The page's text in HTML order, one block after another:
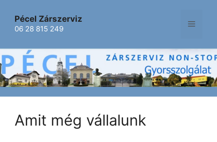
tartalomba
Pécel Zárszerviz
06 28 815 249
Menü
Amit még vállalunk